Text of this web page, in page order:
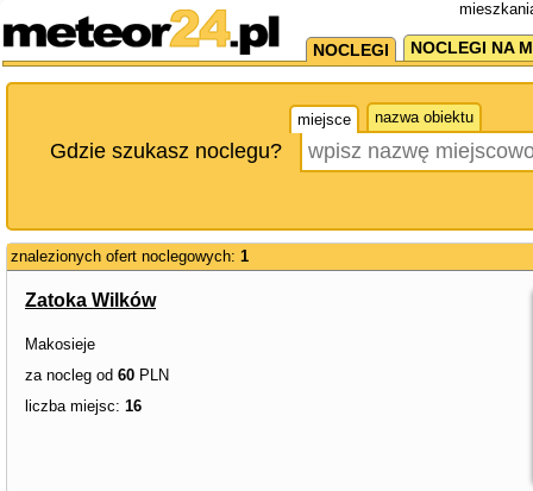
NOCLEGI NOCLEGI NA
miejsce nazwa obiektu
Gdzie szukasz noclegu?
znalezionych ofert noclegowych: 1
Zatoka Wilków
Makosieje
za nocleg od 60 PLN
liczba miejsc: 16